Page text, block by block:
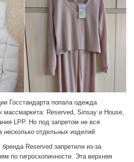
Госстандарта попала одежда
массмаркета: Reserved, Sinsay и House,
LPP. Но под запретом не вся
несколько отдельных изделий.
Reserved запретили из-за
по гигроскопичности. Эта верхняя